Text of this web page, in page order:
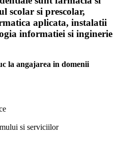
scolar si prescolar,
aplicata, instalatii
informatiei si inginerie
la angajarea in domenii
si serviciilor